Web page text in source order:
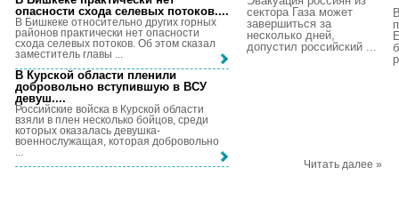
сектора Газа может
завершиться за
несколько дней,
допустил российский ...
Читать далее »
опасности схода селевых потоков....
В Бишкеке относительно других горных
районов практически нет опасности
схода селевых потоков. Об этом сказал
заместитель главы ...
В Курской области пленили
добровольно вступившую в ВСУ
девуш....
Российские войска в Курской области
взяли в плен несколько бойцов, среди
которых оказалась девушка-
военнослужащая, которая добровольно
...